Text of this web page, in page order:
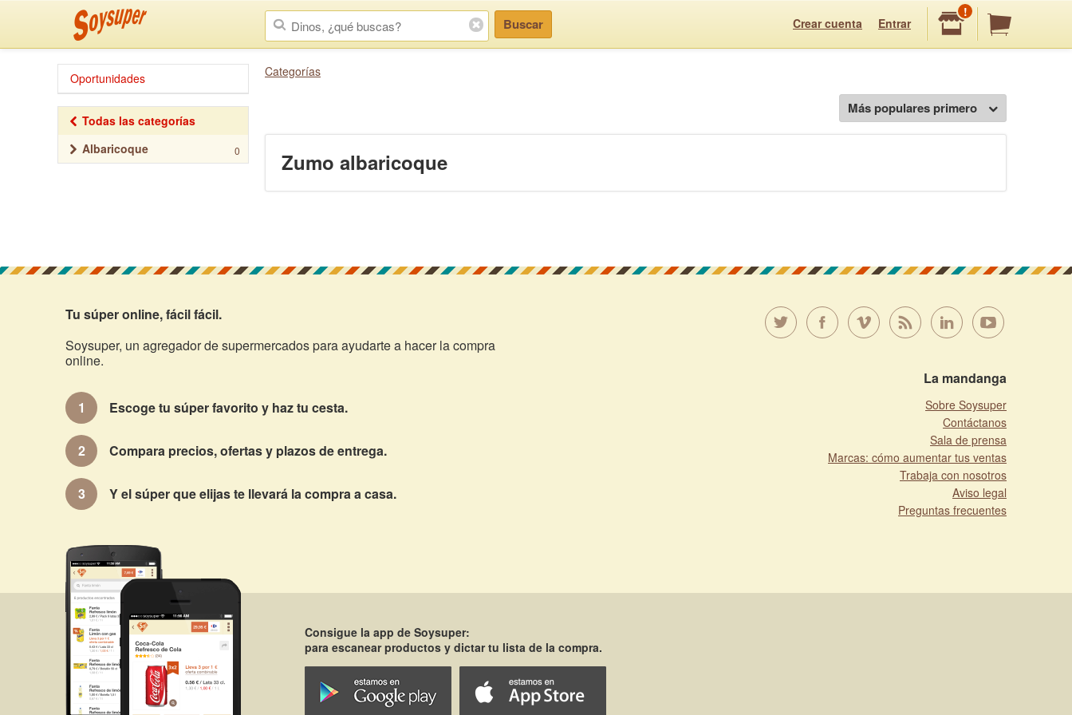
Crear cuenta Entrar
!
Buscar
Categorías
Más populares primero
Zumo albaricoque
Oportunidades
Todas las categorías
Albaricoque
0
Tu súper online, fácil fácil.
Soysuper, un agregador de supermercados para ayudarte a hacer la compra
online.
Escoge tu súper favorito y haz tu cesta.
Compara precios, ofertas y plazos de entrega.
Y el súper que elijas te llevará la compra a casa.
La mandanga
Sobre Soysuper
Contáctanos
Sala de prensa
Marcas: cómo aumentar tus ventas
Trabaja con nosotros
Aviso legal
Preguntas frecuentes
Consigue la app de Soysuper:
para escanear productos y dictar tu lista de la compra.